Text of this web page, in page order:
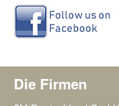
Die Firmen